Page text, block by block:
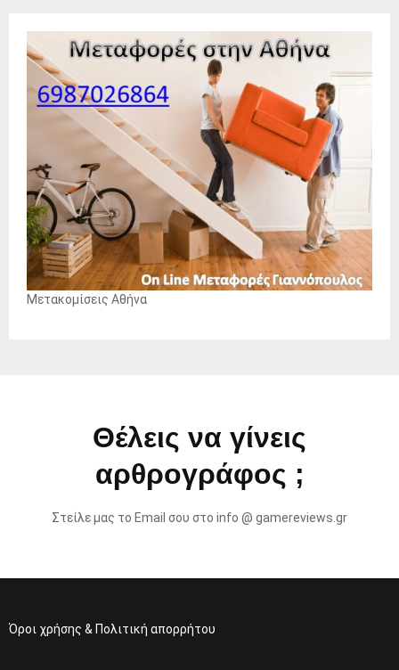
Μετακομίσεις Αθήνα
Θέλεις να γίνεις
αρθρογράφος ;
Στείλε μας το Email σου στο info @ gamereviews.gr
Όροι χρήσης & Πολιτική απορρήτου